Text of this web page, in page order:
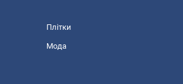
Плітки
Мода